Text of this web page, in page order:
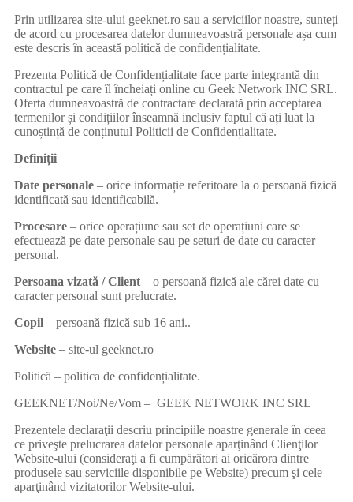
Prin utilizarea site-ului geeknet.ro sau a serviciilor noastre, sunteți
de acord cu procesarea datelor dumneavoastră personale așa cum
este descris în această politică de confidențialitate.
Prezenta Politică de Confidențialitate face parte integrantă din
contractul pe care îl încheiați online cu Geek Network INC SRL.
Oferta dumneavoastră de contractare declarată prin acceptarea
termenilor și condițiilor înseamnă inclusiv faptul că ați luat la
cunoștință de conținutul Politicii de Confidențialitate.
Definiții
Date personale – orice informație referitoare la o persoană fizică
identificată sau identificabilă.
Procesare – orice operațiune sau set de operațiuni care se
efectuează pe date personale sau pe seturi de date cu caracter
personal.
Persoana vizată / Client – o persoană fizică ale cărei date cu
caracter personal sunt prelucrate.
Copil – persoană fizică sub 16 ani..
Website – site-ul geeknet.ro
Politică – politica de confidențialitate.
GEEKNET/Noi/Ne/Vom – GEEK NETWORK INC SRL
Prezentele declaraţii descriu principiile noastre generale în ceea
ce priveşte prelucrarea datelor personale aparţinând Clienţilor
Website-ului (consideraţi a fi cumpărători ai oricărora dintre
produsele sau serviciile disponibile pe Website) precum şi cele
aparţinând vizitatorilor Website-ului.